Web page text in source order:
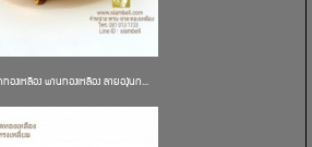
องเหลือง พานทองเหลือง ลายองุ่นก...